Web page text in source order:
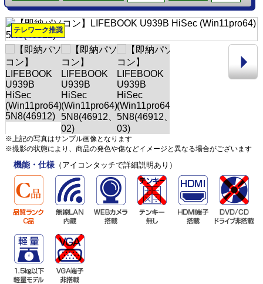
テレワーク推奨
※上記の写真はサンプル画像となります
※撮影の状態により、商品の発色や傷などイメージと異なる場合がございます
機能・仕様（アイコンタッチで詳細説明あり）